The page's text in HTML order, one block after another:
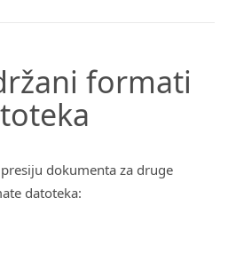
formati
dokumenta za druge
datoteka: